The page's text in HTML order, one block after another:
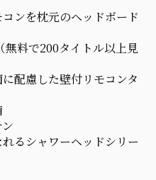
ンを枕元のヘッドボード
料で200タイトル以上見
配慮した壁付リモコンタ
るシャワーヘッドシリー